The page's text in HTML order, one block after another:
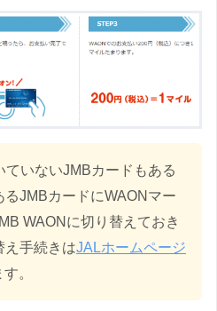
ていないJMBカードもある
JMBカードにWAONマー
WAONに切り替えておき
え手続きはJALホームページ
。